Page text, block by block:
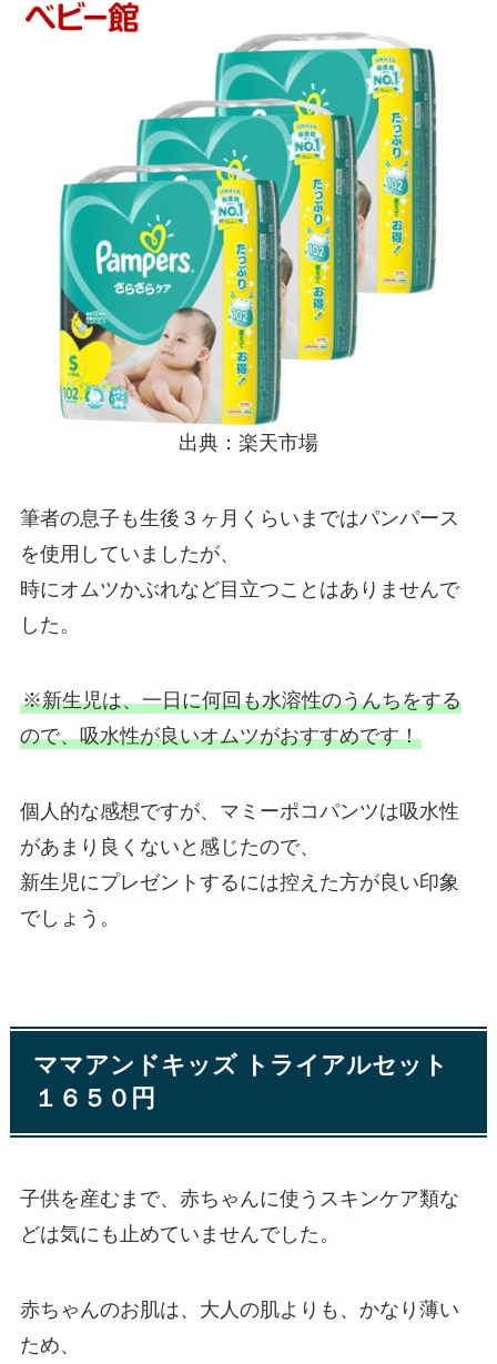
出典：楽天市場
筆者の息子も生後３ヶ月くらいまではパンパース
を使用していましたが、
時にオムツかぶれなど目立つことはありませんで
した。
※新生児は、一日に何回も水溶性のうんちをする
ので、吸水性が良いオムツがおすすめです！
個人的な感想ですが、マミーポコパンツは吸水性
があまり良くないと感じたので、
新生児にプレゼントするには控えた方が良い印象
でしょう。
ママアンドキッズ トライアルセット
１６５０円
子供を産むまで、赤ちゃんに使うスキンケア類な
どは気にも止めていませんでした。
赤ちゃんのお肌は、大人の肌よりも、かなり薄い
ため、